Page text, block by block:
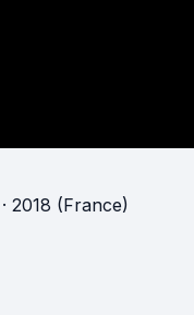
· 2018 (France)